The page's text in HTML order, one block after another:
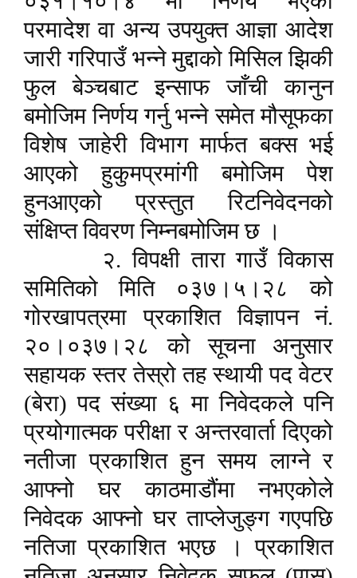
परमादेश वा अन्य उपयुक्त आज्ञा आदेश
जारी गरिपाउँ भन्ने मुद्दाको मिसिल झिकी
फुल बेञ्चबाट इन्साफ जाँची कानुन
बमोजिम निर्णय गर्नु भन्ने समेत मौसूफका
विशेष जाहेरी विभाग मार्फत बक्स भई
आएको हुकुमप्रमांगी बमोजिम पेश
हुनआएको प्रस्तुत रिटनिवेदनको
संक्षिप्त विवरण निम्नबमोजिम छ ।
२. विपक्षी तारा गाउँ विकास
समितिको मिति ०३७।५।२८ को
गोरखापत्रमा प्रकाशित विज्ञापन नं.
२०।०३७।२८ को सूचना अनुसार
सहायक स्तर तेस्रो तह स्थायी पद वेटर
(बेरा) पद संख्या ६ मा निवेदकले पनि
प्रयोगात्मक परीक्षा र अन्तरवार्ता दिएको
नतीजा प्रकाशित हुन समय लाग्ने र
आफ्नो घर काठमाडौंमा नभएकोले
निवेदक आफ्नो घर ताप्लेजुङ्ग गएपछि
नतिजा प्रकाशित भएछ । प्रकाशित